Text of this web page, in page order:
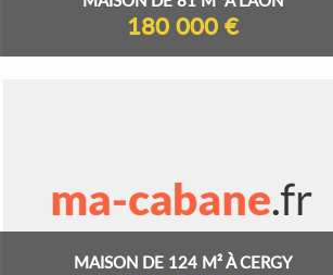
180 000 €
MAISON DE 124 M² À CERGY